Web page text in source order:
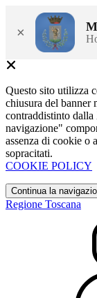
×
Questo sito utilizza
chiusura del banner
contraddistinto
navigazione"
assenza di cookie o
sopracitati.
COOKIE POLICY
Continua la
Regione Toscana